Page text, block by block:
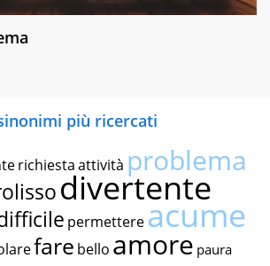
più ricercati
richiestaattività problema
divertente
permettereacume
fare bello amore paura